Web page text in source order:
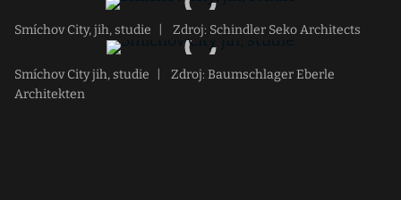
Smíchov City, jih, studie Zdroj: Schindler Seko Architects
Smíchov City jih, studie
Zdroj: Baumschlager Eberle
Architekten